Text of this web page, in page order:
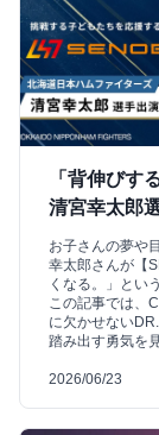
「背伸びす
清宮幸太郎
お子さんの夢や
幸太郎さんが【
くなる。」とい
この記事では、
に欠かせない
踏み出す勇気を
2026/06/23